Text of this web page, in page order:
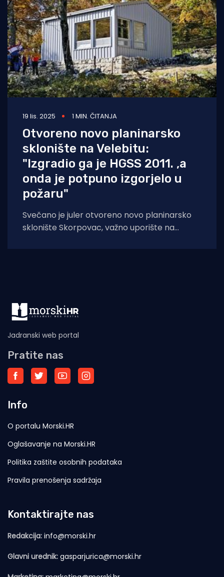
19 lis. 2025 1 MIN. ČITANJA
Otvoreno novo planinarsko
sklonište na Velebitu:
"Izgradio ga je HGSS 2011. ,a
onda je potpuno izgorjelo u
požaru"
Svečano je juler otvoreno novo planinarsko
sklonište Skorpovac, važno uporište na
Jadranski web portal
Pratite nas
Info
O portalu Morski.HR
Oglašavanje na Morski.HR
Politika zaštite osobnih podataka
Pravila prenošenja sadržaja
Kontaktirajte nas
Redakcija: info@morski.hr
Glavni urednik: gasparjurica@morski.hr